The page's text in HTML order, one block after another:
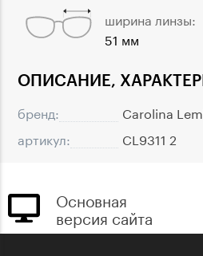
ОПИСАНИЕ,
бренд:
Carolina
артикул:
CL9311 2
ширина линзы:
51 мм
Основная
версия сайта